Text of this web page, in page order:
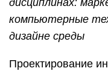
дисциплинах:
компьютерные
дизайне среды
Проектирование